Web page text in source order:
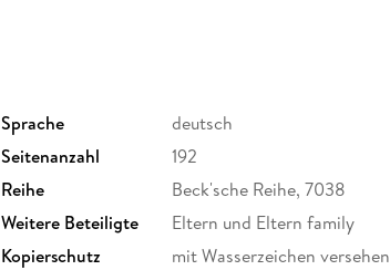
Sprache
deutsch
Seitenanzahl
192
Reihe
Beck'sche Reihe, 7038
Weitere Beteiligte
Eltern und Eltern family
Kopierschutz
mit Wasserzeichen versehen